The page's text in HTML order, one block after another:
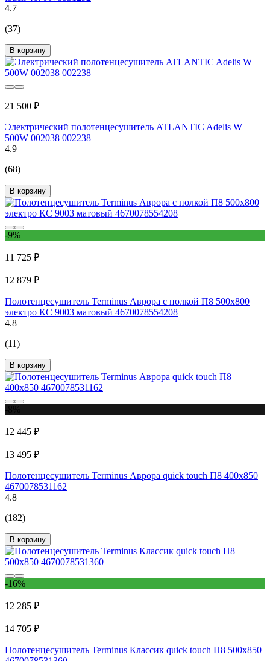
4.7
(37)
В корзину
21 500 ₽
Электрический полотенцесушитель ATLANTIC Adelis W
500W 002038 002238
4.9
(68)
В корзину
-9%
11 725 ₽
12 879 ₽
Полотенцесушитель Terminus Аврора с полкой П8 500x800
электро КС 9003 матовый 4670078554208
4.8
(11)
В корзину
12 445 ₽
13 495 ₽
Полотенцесушитель Terminus Аврора quick touch П8 400x850
4670078531162
4.8
(182)
В корзину
-16%
12 285 ₽
14 705 ₽
Полотенцесушитель Terminus Классик quick touch П8 500x850